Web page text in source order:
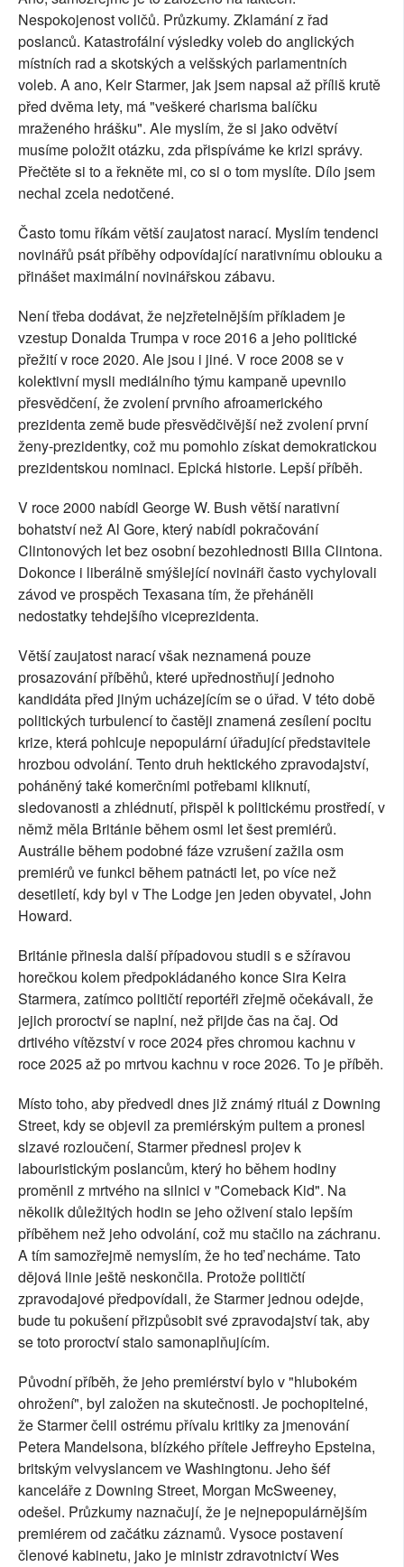
Nespokojenost voličů. Průzkumy. Zklamání z řad
poslanců. Katastrofální výsledky voleb do anglických
místních rad a skotských a velšských parlamentních
voleb. A ano, Keir Starmer, jak jsem napsal až příliš krutě
před dvěma lety, má "veškeré charisma balíčku
mraženého hrášku". Ale myslím, že si jako odvětví
musíme položit otázku, zda přispíváme ke krizi správy.
Přečtěte si to a řekněte mi, co si o tom myslíte. Dílo jsem
nechal zcela nedotčené.
Často tomu říkám větší zaujatost narací. Myslím tendenci
novinářů psát příběhy odpovídající narativnímu oblouku a
přinášet maximální novinářskou zábavu.
Není třeba dodávat, že nejzřetelnějším příkladem je
vzestup Donalda Trumpa v roce 2016 a jeho politické
přežití v roce 2020. Ale jsou i jiné. V roce 2008 se v
kolektivní mysli mediálního týmu kampaně upevnilo
přesvědčení, že zvolení prvního afroamerického
prezidenta země bude přesvědčivější než zvolení první
ženy-prezidentky, což mu pomohlo získat demokratickou
prezidentskou nominaci. Epická historie. Lepší příběh.
V roce 2000 nabídl George W. Bush větší narativní
bohatství než Al Gore, který nabídl pokračování
Clintonových let bez osobní bezohlednosti Billa Clintona.
Dokonce i liberálně smýšlející novináři často vychylovali
závod ve prospěch Texasana tím, že přeháněli
nedostatky tehdejšího viceprezidenta.
Větší zaujatost narací však neznamená pouze
prosazování příběhů, které upřednostňují jednoho
kandidáta před jiným ucházejícím se o úřad. V této době
politických turbulencí to častěji znamená zesílení pocitu
krize, která pohlcuje nepopulární úřadující představitele
hrozbou odvolání. Tento druh hektického zpravodajství,
poháněný také komerčními potřebami kliknutí,
sledovanosti a zhlédnutí, přispěl k politickému prostředí, v
němž měla Británie během osmi let šest premiérů.
Austrálie během podobné fáze vzrušení zažila osm
premiérů ve funkci během patnácti let, po více než
desetiletí, kdy byl v The Lodge jen jeden obyvatel, John
Howard.
Británie přinesla další případovou studii s e sžíravou
horečkou kolem předpokládaného konce Sira Keira
Starmera, zatímco političtí reportéři zřejmě očekávali, že
jejich proroctví se naplní, než přijde čas na čaj. Od
drtivého vítězství v roce 2024 přes chromou kachnu v
roce 2025 až po mrtvou kachnu v roce 2026. To je příběh.
Místo toho, aby předvedl dnes již známý rituál z Downing
Street, kdy se objevil za premiérským pultem a pronesl
slzavé rozloučení, Starmer přednesl projev k
labouristickým poslancům, který ho během hodiny
proměnil z mrtvého na silnici v "Comeback Kid". Na
několik důležitých hodin se jeho oživení stalo lepším
příběhem než jeho odvolání, což mu stačilo na záchranu.
A tím samozřejmě nemyslím, že ho teď necháme. Tato
dějová linie ještě neskončila. Protože političtí
zpravodajové předpovídali, že Starmer jednou odejde,
bude tu pokušení přizpůsobit své zpravodajství tak, aby
se toto proroctví stalo samonaplňujícím.
Původní příběh, že jeho premiérství bylo v "hlubokém
ohrožení", byl založen na skutečnosti. Je pochopitelné,
že Starmer čelil ostrému přívalu kritiky za jmenování
Petera Mandelsona, blízkého přítele Jeffreyho Epsteina,
britským velvyslancem ve Washingtonu. Jeho šéf
kanceláře z Downing Street, Morgan McSweeney,
odešel. Průzkumy naznačují, že je nejnepopulárnějším
premiérem od začátku záznamů. Vysoce postavení
členové kabinetu, jako je ministr zdravotnictví Wes